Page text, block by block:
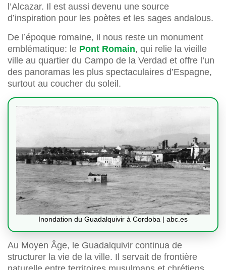
l’Alcazar. Il est aussi devenu une source
d’inspiration pour les poètes et les sages andalous.
De l’époque romaine, il nous reste un monument
emblématique: le Pont Romain, qui relie la vieille
ville au quartier du Campo de la Verdad et offre l’un
des panoramas les plus spectaculaires d’Espagne,
surtout au coucher du soleil.
Inondation du Guadalquivir à Cordoba | abc.es
Au Moyen Âge, le Guadalquivir continua de
structurer la vie de la ville. Il servait de frontière